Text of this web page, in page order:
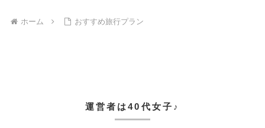
ホーム おすすめ旅行プラン
運営者は40代女子♪